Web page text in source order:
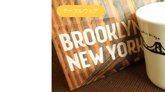
テーブルウェア